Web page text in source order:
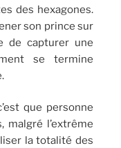
des hexagones.
son prince sur
de capturer une
se termine
que personne
malgré l’extrême
la totalité des